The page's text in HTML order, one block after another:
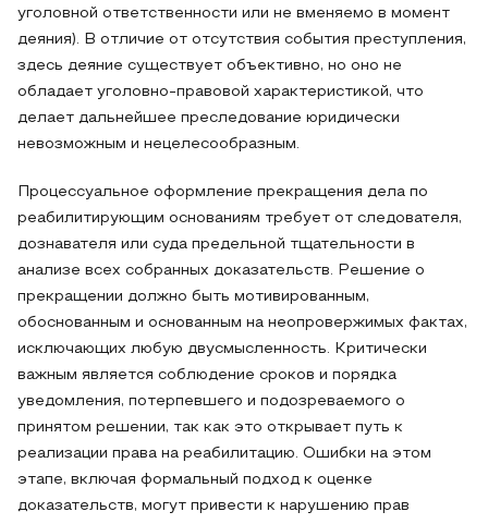
уголовной ответственности или не вменяемо в момент
деяния). В отличие от отсутствия события преступления,
здесь деяние существует объективно, но оно не
обладает уголовно-правовой характеристикой, что
делает дальнейшее преследование юридически
невозможным и нецелесообразным.
Процессуальное оформление прекращения дела по
реабилитирующим основаниям требует от следователя,
дознавателя или суда предельной тщательности в
анализе всех собранных доказательств. Решение о
прекращении должно быть мотивированным,
обоснованным и основанным на неопровержимых фактах,
исключающих любую двусмысленность. Критически
важным является соблюдение сроков и порядка
уведомления, потерпевшего и подозреваемого о
принятом решении, так как это открывает путь к
реализации права на реабилитацию. Ошибки на этом
этапе, включая формальный подход к оценке
доказательств, могут привести к нарушению прав